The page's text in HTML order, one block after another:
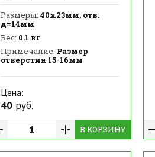
Размеры: 40х23мм, отв.
д=14мм
Вес: 0.1 кг
Примечание: Размер
отверстия 15-16мм
Цена:
40руб.
В КОРЗИНУ